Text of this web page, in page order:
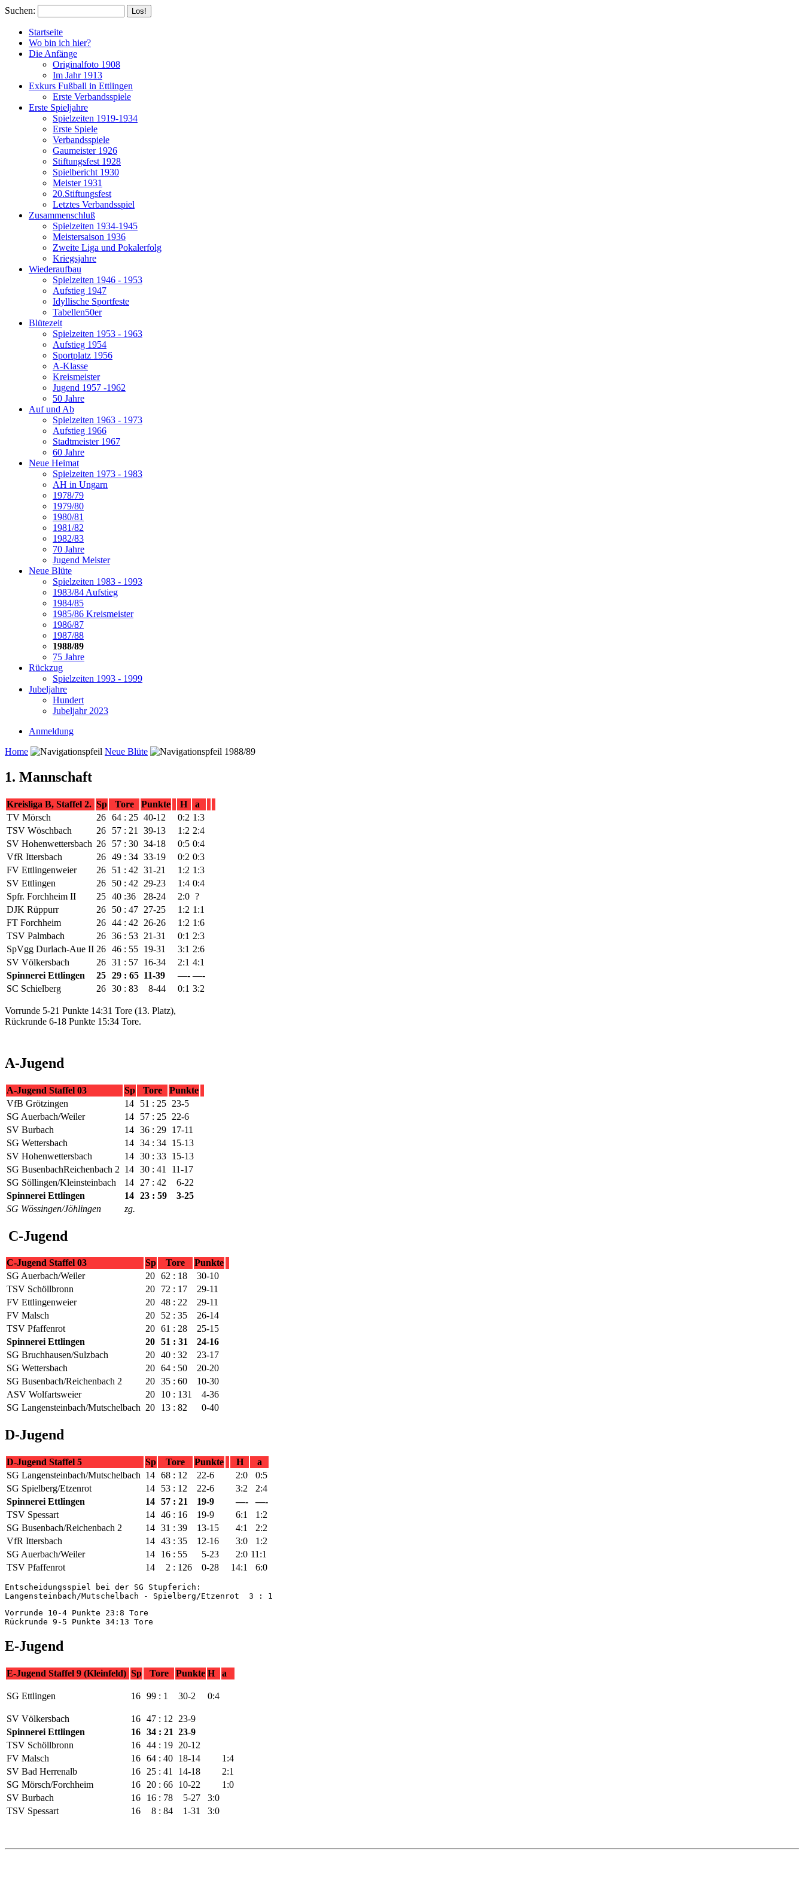
Suchen:
Startseite
Wo bin ich hier?
Die Anfänge
Originalfoto 1908
Im Jahr 1913
Exkurs Fußball in Ettlingen
Erste Verbandsspiele
Erste Spieljahre
Spielzeiten 1919-1934
Erste Spiele
Verbandsspiele
Gaumeister 1926
Stiftungsfest 1928
Spielbericht 1930
Meister 1931
20.Stiftungsfest
Letztes Verbandsspiel
Zusammenschluß
Spielzeiten 1934-1945
Meistersaison 1936
Zweite Liga und Pokalerfolg
Kriegsjahre
Wiederaufbau
Spielzeiten 1946 - 1953
Aufstieg 1947
Idyllische Sportfeste
Tabellen50er
Blütezeit
Spielzeiten 1953 - 1963
Aufstieg 1954
Sportplatz 1956
A-Klasse
Kreismeister
Jugend 1957 -1962
50 Jahre
Auf und Ab
Spielzeiten 1963 - 1973
Aufstieg 1966
Stadtmeister 1967
60 Jahre
Neue Heimat
Spielzeiten 1973 - 1983
AH in Ungarn
1978/79
1979/80
1980/81
1981/82
1982/83
70 Jahre
Jugend Meister
Neue Blüte
Spielzeiten 1983 - 1993
1983/84 Aufstieg
1984/85
1985/86 Kreismeister
1986/87
1987/88
1988/89
75 Jahre
Rückzug
Spielzeiten 1993 - 1999
Jubeljahre
Hundert
Jubeljahr 2023
Anmeldung
Home
Neue Blüte 1988/89
1. Mannschaft
Kreisliga B, Staffel 2. Sp Tore Punkte H
a
TV Mörsch
26 64 : 25 40-12 0:2 1:3
TSV Wöschbach
26 57 : 21 39-13 1:2 2:4
SV Hohenwettersbach 26 57 : 30 34-18 0:5 0:4
VfR Ittersbach
26 49 : 34 33-19 0:2 0:3
FV Ettlingenweier
26 51 : 42 31-21 1:2 1:3
SV Ettlingen
26 50 : 42 29-23 1:4 0:4
Spfr. Forchheim II
25 40 :36 28-24 2:0 ?
DJK Rüppurr
26 50 : 47 27-25 1:2 1:1
FT Forchheim
26 44 : 42 26-26 1:2 1:6
TSV Palmbach
26 36 : 53 21-31 0:1 2:3
SpVgg Durlach-Aue II 26 46 : 55 19-31 3:1 2:6
SV Völkersbach
26 31 : 57 16-34 2:1 4:1
Spinnerei Ettlingen
25 29 : 65 11-39 —- —-
SC Schielberg
26 30 : 83 8-44 0:1 3:2
Vorrunde 5-21 Punkte 14:31 Tore (13. Platz),
Rückrunde 6-18 Punkte 15:34 Tore.
A-Jugend
A-Jugend Staffel 03 Sp Tore
Punkte
VfB Grötzingen
14 51 : 25 23-5
SG Auerbach/Weiler
14 57 : 25 22-6
SV Burbach
14 36 : 29 17-11
SG Wettersbach
14 34 : 34 15-13
SV Hohenwettersbach
14 30 : 33 15-13
SG BusenbachReichenbach 2 14 30 : 41
11-17
SG Söllingen/Kleinsteinbach
14 27 : 42
6-22
Spinnerei Ettlingen
14 23 : 59
3-25
SG Wössingen/Jöhlingen
zg.
C-Jugend
C-Jugend Staffel 03 Sp Tore
Punkte
SG Auerbach/Weiler
20 62 : 18
30-10
TSV Schöllbronn
20 72 : 17
29-11
FV Ettlingenweier
20 48 : 22
29-11
FV Malsch
20 52 : 35
26-14
TSV Pfaffenrot
20 61 : 28
25-15
Spinnerei Ettlingen
20 51 : 31
24-16
SG Bruchhausen/Sulzbach
20 40 : 32
23-17
SG Wettersbach
20 64 : 50
20-20
SG Busenbach/Reichenbach 2
20 35 : 60
10-30
ASV Wolfartsweier
20 10 : 131
4-36
SG Langensteinbach/Mutschelbach 20 13 : 82 0-40
D-Jugend
D-Jugend Staffel 5 Sp Tore Punkte H
a
SG Langensteinbach/Mutschelbach 14 68 : 12 22-6 2:0
0:5
SG Spielberg/Etzenrot
14 53 : 12 22-6 3:2
2:4
Spinnerei Ettlingen
14 57 : 21 19-9 —-
—-
TSV Spessart
14 46 : 16 19-9 6:1
1:2
SG Busenbach/Reichenbach 2
14 31 : 39 13-15 4:1
2:2
VfR Ittersbach
14 43 : 35 12-16 3:0
1:2
SG Auerbach/Weiler
14 16 : 55 5-23 2:0 11:1
TSV Pfaffenrot
14 2 : 126 0-28 14:1 6:0
Entscheidungsspiel bei der SG Stupferich:
Langensteinbach/Mutschelbach - Spielberg/Etzenrot  3 : 1
Vorrunde 10-4 Punkte 23:8 Tore
Rückrunde 9-5 Punkte 34:13 Tore
E-Jugend
E-Jugend Staffel 9 (Kleinfeld) Sp Tore Punkte H a
SG Ettlingen 16 99 : 1 30-2 0:4
SV Völkersbach 16 47 : 12
23-9
Spinnerei Ettlingen
16 34 : 21 23-9
TSV Schöllbronn
16 44 : 19 20-12
FV Malsch
16 64 : 40 18-14
1:4
SV Bad Herrenalb
16 25 : 41 14-18
2:1
SG Mörsch/Forchheim
16 20 : 66 10-22
1:0
SV Burbach
16 16 : 78 5-27
3:0
TSV Spessart
16 8 : 84 1-31 3:0